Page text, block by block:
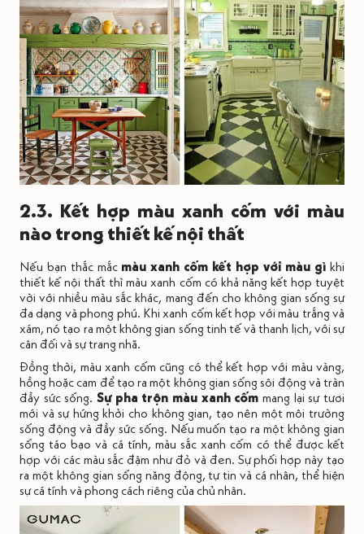
2.3. Kết hợp màu xanh cốm với màu
nào trong thiết kế nội thất
Nếu bạn thắc mắc màu xanh cốm kết hợp với màu gìkhi
thiết kế nội thất thì màu xanh cốm có khả năng kết hợp tuyệt
vời với nhiều màu sắc khác, mang đến cho không gian sống sự
đa dạng và phong phú. Khi xanh cốm kết hợp với màu trắng và
xám, nó tạo ra một không gian sống tinh tế và thanh lịch, với sự
cân đối và sự trang nhã.
Đồng thời, màu xanh cốm cũng có thể kết hợp với màu vàng,
hồng hoặc cam để tạo ra một không gian sống sôi động và tràn
đầy sức sống. Sự pha trộn màu xanh cốm mang lại sự tươi
mới và sự hứng khởi cho không gian, tạo nên một môi trường
sống động và đầy sức sống. Nếu muốn tạo ra một không gian
sống táo bạo và cá tính, màu sắc xanh cốm có thể được kết
hợp với các màu sắc đậm như đỏ và đen. Sự phối hợp này tạo
ra một không gian sống năng động, tự tin và cá nhân, thể hiện
sự cá tính và phong cách riêng của chủ nhân.